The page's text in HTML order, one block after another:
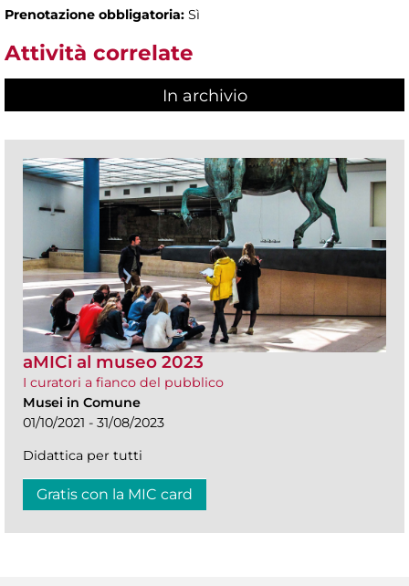
Prenotazione obbligatoria: Sì
Attività correlate
In archivio
aMICi al museo 2023
I curatori a fianco del pubblico
Musei in Comune
01/10/2021 - 31/08/2023
Didattica per tutti
Gratis con la MIC card